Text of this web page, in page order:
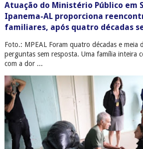
Atuação do Ministério Público em
Ipanema-AL proporciona
familiares, após quatro décadas
Foto.: MPEAL Foram quatro décadas e meia
perguntas sem resposta. Uma família inteira
com a dor ...